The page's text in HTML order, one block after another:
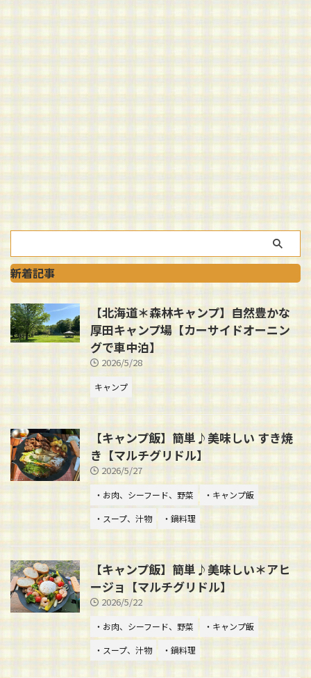
新着記事
【北海道＊森林キャンプ】自然豊かな
厚田キャンプ場【カーサイドオーニン
グで車中泊】
2026/5/28
キャンプ
【キャンプ飯】簡単♪美味しい すき焼
き【マルチグリドル】
2026/5/27
・お肉、シーフード、野菜
・キャンプ飯
・スープ、汁物
・鍋料理
【キャンプ飯】簡単♪美味しい＊アヒ
ージョ【マルチグリドル】
2026/5/22
・お肉、シーフード、野菜
・キャンプ飯
・スープ、汁物
・鍋料理